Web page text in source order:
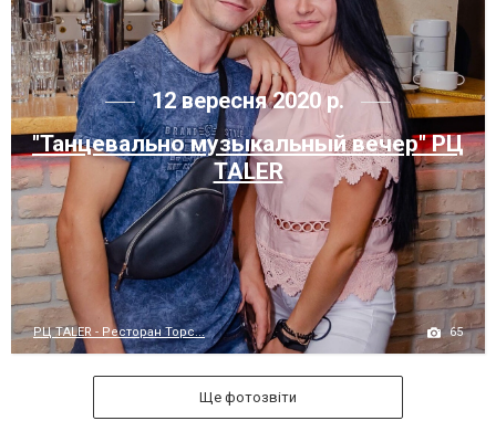
12 вересня 2020 р.
"Танцевально музыкальный вечер" РЦ
TALER
РЦ TALER - Ресторан Торс... 65
Ще фотозвіти